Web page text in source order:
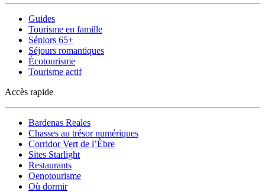
Guides
Tourisme en famille
Séniors 65+
Séjours romantiques
Écotourisme
Tourisme actif
Accès rapide
Bardenas Reales
Chasses au trésor numériques
Corridor Vert de l’Èbre
Sites Starlight
Restaurants
Oenotourisme
Où dormir